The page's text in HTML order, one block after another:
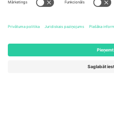
United States
Newark, Delaware 19713, United
States